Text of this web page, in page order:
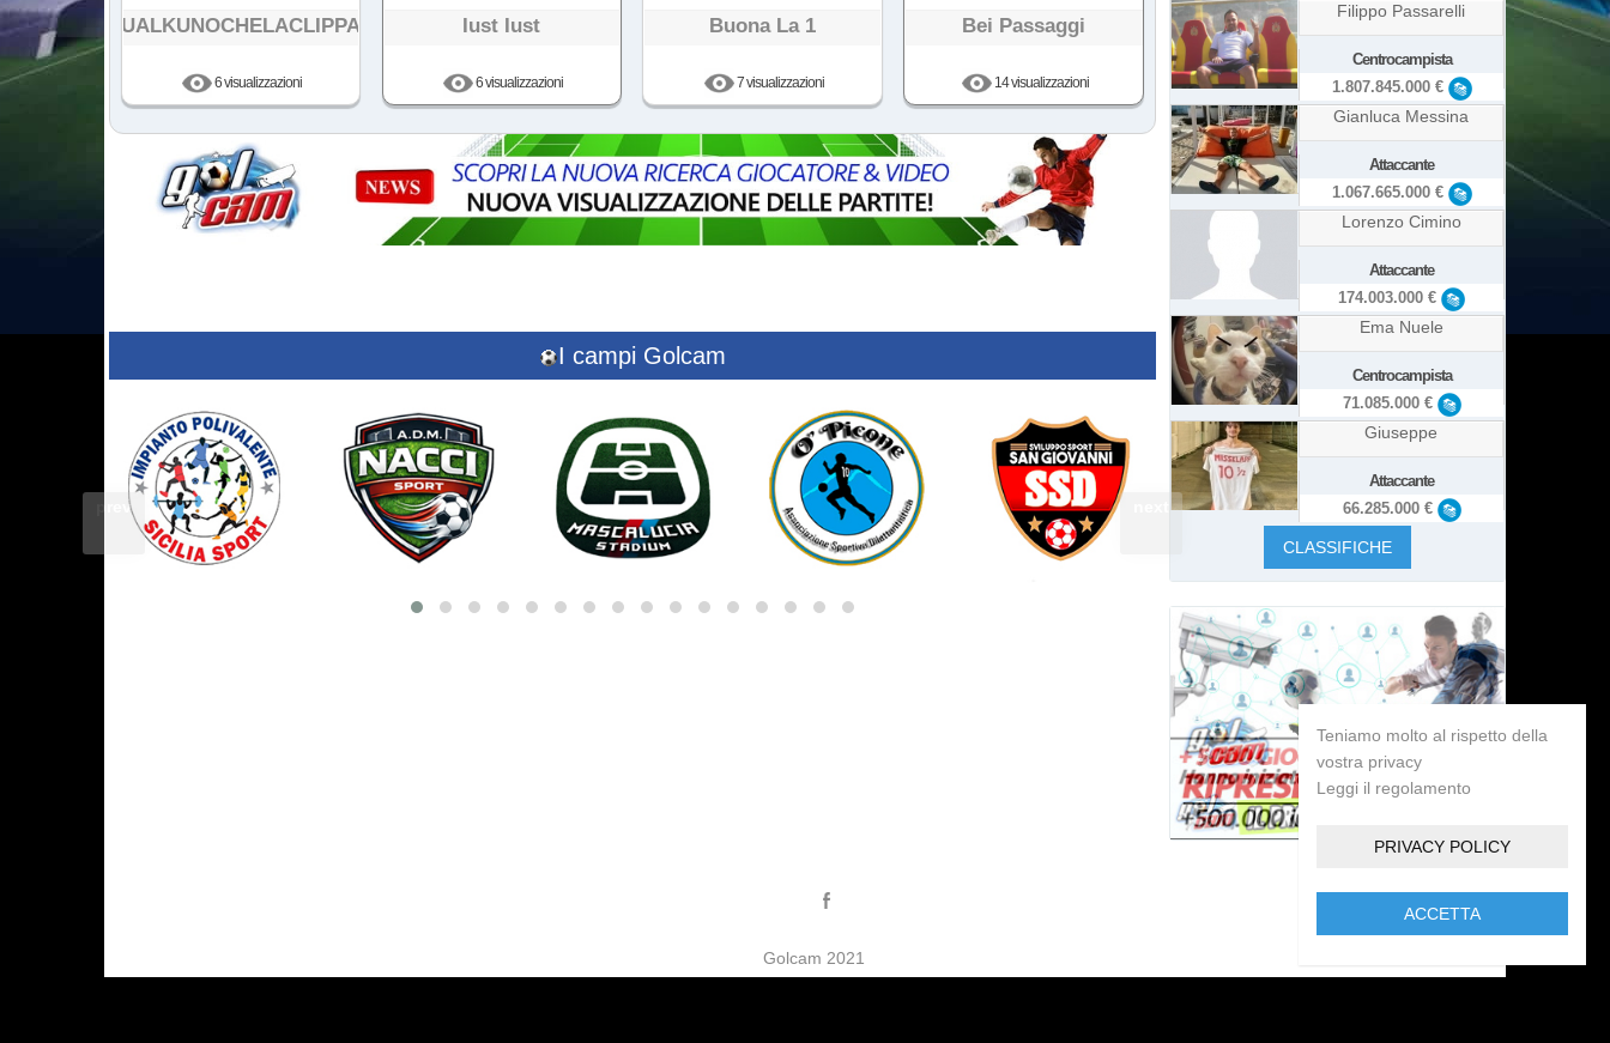
KUALKUNOCHELACLIPPAH
6 visualizzazioni
Iust Iust
6 visualizzazioni
Buona La 1
7 visualizzazioni
Bei Passaggi
14 visualizzazioni
I campi Golcam
prev
Filippo Passarelli
Centrocampista
1.807.845.000 €
Gianluca Messina
Attaccante
1.067.665.000 €
Lorenzo Cimino
Attaccante
174.003.000 €
Ema Nuele
Centrocampista
71.085.000 €
Giuseppe
Attaccante
66.285.000 €
CLASSIFICHE
Teniamo molto al rispetto della
vostra privacy
Leggi il regolamento
PRIVACY POLICY
ACCETTA
Golcam 2021